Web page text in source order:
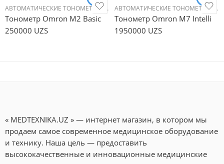
АВТОМАТИЧЕСКИЕ ТОНОМЕТРЫ, ДОМАШНАЯ МЕДТЕХНИКА,ТОНОМЕТРЫ
Тонометр Omron M2 Basic
250000 UZS
АВТОМАТИЧЕСКИЕ ТОНОМЕТРЫ,
Тонометр Omron M7 Intelli
1950000 UZS
« MEDTEXNIKA.UZ » — интернет магазин, в котором мы
продаем самое современное медицинское оборудование
и технику. Наша цель — предоставить
высококачественные и инновационные медицинские